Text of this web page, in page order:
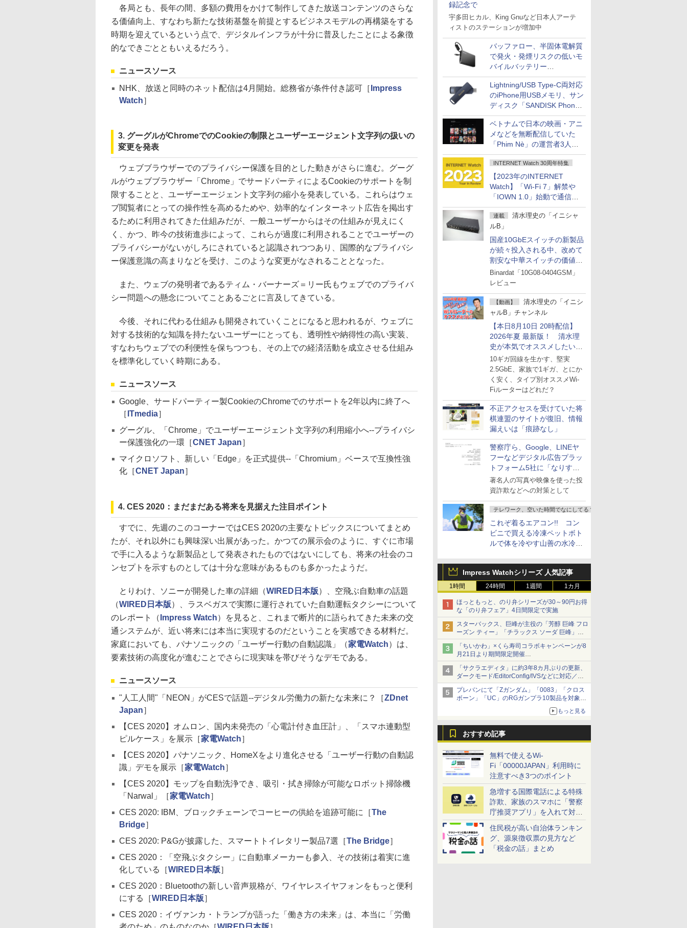
録記念で
宇多田ヒカル、King Gnuなど日本人アーテ
ィストのステーションが増加中
バッファロー、半固体電解質
で発火・発煙リスクの低いモ
バイルバッテリー
「BMPBSA10000」シリーズ
の店頭販売を9月上旬に開始
Lightning/USB Type-C両対応
のiPhone用USBメモリ、サン
ディスク「SANDISK Phone
Drive for iPhone」発売
ベトナムで日本の映画・アニ
メなどを無断配信していた
「Phim Nè」の運営者3人を
刑事立件
INTERNET Watch 30周年特集
【2023年のINTERNET
Watch】「Wi-Fi 7」解禁や
「IOWN 1.0」始動で通信が
進化、コロナ禍の行動制限も
大幅に緩和へ
連載
清水理史の「イニシャ
ルB」
国産10GbEスイッチの新製品
が続々投入される中、改めて
割安な中華スイッチの価値を
見直す
Binardat「10G08-0404GSM」
レビュー
【動画】
清水理史の「イニシ
ャルB」チャンネル
【本日8月10日 20時配信】
2026年夏 最新版！ 清水理
史が本気でオススメしたい
Wi-Fiルーターはどれか？
ライブで解説
10ギガ回線を生かす、堅実
2.5GbE、家族で1ギガ、とにか
く安く、タイプ別オススメWi-
Fiルーターはどれだ？
不正アクセスを受けていた将
棋連盟のサイトが復旧、情報
漏えいは「痕跡なし」
警察庁ら、Google、LINEヤ
フーなどデジタル広告プラッ
トフォーム5社に「なりすま
し詐欺広告」対策強化を要請
著名人の写真や映像を使った投
資詐欺などへの対策として
テレワーク、空いた時間でなにしてる？
これぞ着るエアコン!! コン
ビニで買える冷凍ペットボト
ルで体を冷やす山善の水冷ベ
どいい【ぼっち・ざ・ろー
ど！その14】
Impress Watchシリーズ 人気記事
1時間 24時間 1週間 1カ月
ほっともっと、のり弁シリーズが30～90円お得
な「のり弁フェア」4日間限定で実施
スターバックス、巨峰が主役の「芳醇 巨峰 フロ
ーズン ティー」「チラックス ソーダ 巨峰」発
売
「ちいかわ」×くら寿司コラボキャンペーンが8
月21日より期間限定開催
オリジナルの湯呑みや寿司皿が景品に登場！
「サクラエディタ」に約3年8カ月ぶりの更新、
ダークモード/EditorConfig/IVSなどに対応／複
数の脆弱性に対処したセキュリティアップデー
ト
プレバンにて「Zガンダム」「0083」「クロス
ボーン」「UC」のRGガンプラ10製品を対象に
した抽選販売が8月10日11時より実施！
もっと見る
おすすめ記事
無料で使えるWi-
Fi「00000JAPAN」利用時に
注意すべき3つのポイント
急増する国際電話による特殊
詐欺、家族のスマホに「警察
庁推奨アプリ」を入れて対策
しよう！
住民税が高い自治体ランキン
グ、源泉徴収票の見方など
「税金の話」まとめ
各局とも、長年の間、多額の費用をかけて制作してきた放送コンテンツのさらな
る価値向上、すなわち新たな技術基盤を前提とするビジネスモデルの再構築をする
時期を迎えているという点で、デジタルインフラが十分に普及したことによる象徴
的なできごとともいえるだろう。
ニュースソース
NHK、放送と同時のネット配信は4月開始。総務省が条件付き認可［ Impress
Watch］
3. グーグルがChromeでのCookieの制限とユーザーエージェント文字列の扱いの
変更を発表
ウェブブラウザーでのプライバシー保護を目的とした動きがさらに進む。グーグ
ルがウェブブラウザー「Chrome」でサードパーティによるCookieのサポートを制
限することと、ユーザーエージェント文字列の縮小を発表している。これらはウェ
ブ閲覧者にとっての操作性を高めるためや、効率的なインターネット広告を掲出す
るために利用されてきた仕組みだが、一般ユーザーからはその仕組みが見えにく
く、かつ、昨今の技術進歩によって、これらが過度に利用されることでユーザーの
プライバシーがないがしろにされていると認識されつつあり、国際的なプライバシ
ー保護意識の高まりなどを受け、このような変更がなされることとなった。
また、ウェブの発明者であるティム・バーナーズ＝リー氏もウェブでのプライバ
シー問題への懸念についてことあるごとに言及してきている。
今後、それに代わる仕組みも開発されていくことになると思われるが、ウェブに
対する技術的な知識を持たないユーザーにとっても、透明性や納得性の高い実装、
すなわちウェブでの利便性を保ちつつも、その上での経済活動を成立させる仕組み
を標準化していく時期にある。
ニュースソース
Google、サードパーティー製CookieのChromeでのサポートを2年以内に終了へ
［ ITmedia］
グーグル、「Chrome」でユーザーエージェント文字列の利用縮小へ--プライバシ
ー保護強化の一環［CNET Japan］
マイクロソフト、新しい「Edge」を正式提供--「Chromium」ベースで互換性強
化［CNET Japan］
4. CES 2020：まだまだある将来を見据えた注目ポイント
すでに、先週のこのコーナーではCES 2020の主要なトピックスについてまとめ
たが、それ以外にも興味深い出展があった。かつての展示会のように、すぐに市場
で手に入るような新製品として発表されたものではないにしても、将来の社会のコ
ンセプトを示すものとしては十分な意味があるものも多かったようだ。
とりわけ、ソニーが開発した車の詳細（WIRED日本版）、空飛ぶ自動車の話題
（WIRED日本版）、ラスベガスで実際に運行されていた自動運転タクシーについて
のレポート（ Impress Watch）を見ると、これまで断片的に語られてきた未来の交
通システムが、近い将来には本当に実現するのだということを実感できる材料だ。
家庭においても、パナソニックの「ユーザー行動の自動認識」（家電Watch）は、
要素技術の高度化が進むことでさらに現実味を帯びそうなデモである。
ニュースソース
"人工人間"「NEON」がCESで話題--デジタル労働力の新たな未来に？［ZDnet
Japan］
【CES 2020】オムロン、国内未発売の「心電計付き血圧計」、「スマホ連動型
ピルケース」を展示［家電Watch］
【CES 2020】パナソニック、HomeXをより進化させる「ユーザー行動の自動認
識」デモを展示［家電Watch］
【CES 2020】モップを自動洗浄でき、吸引・拭き掃除が可能なロボット掃除機
「Narwal」［家電Watch］
CES 2020: IBM、ブロックチェーンでコーヒーの供給を追跡可能に［The
Bridge］
CES 2020: P&Gが披露した、スマートトイレタリー製品7選［The Bridge］
CES 2020：「空飛ぶタクシー」に自動車メーカーも参入、その技術は着実に進
化している［WIRED日本版］
CES 2020：Bluetoothの新しい音声規格が、ワイヤレスイヤフォンをもっと便利
にする［WIRED日本版］
CES 2020：イヴァンカ・トランプが語った「働き方の未来」は、本当に「労働